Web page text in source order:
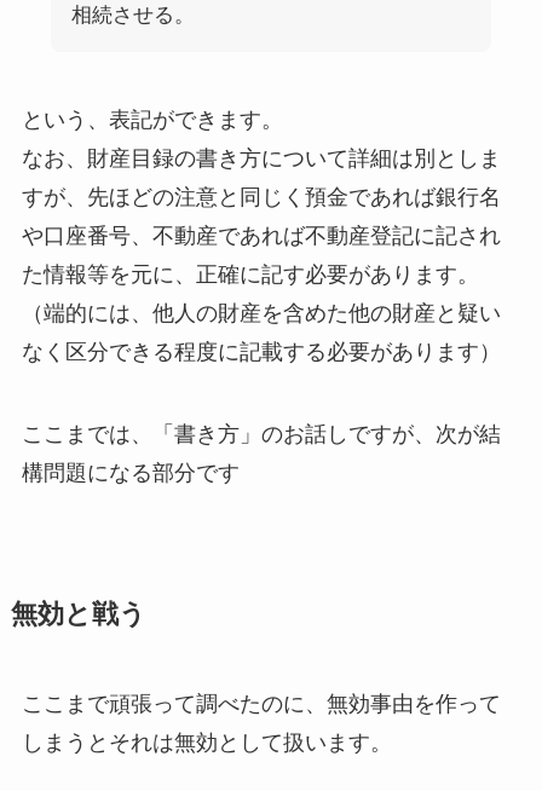
相続させる。
という、表記ができます。
なお、財産目録の書き方について詳細は別としま
すが、先ほどの注意と同じく預金であれば銀行名
や口座番号、不動産であれば不動産登記に記され
た情報等を元に、正確に記す必要があります。
（端的には、他人の財産を含めた他の財産と疑い
なく区分できる程度に記載する必要があります）
ここまでは、「書き方」のお話しですが、次が結
構問題になる部分です
無効と戦う
ここまで頑張って調べたのに、無効事由を作って
しまうとそれは無効として扱います。